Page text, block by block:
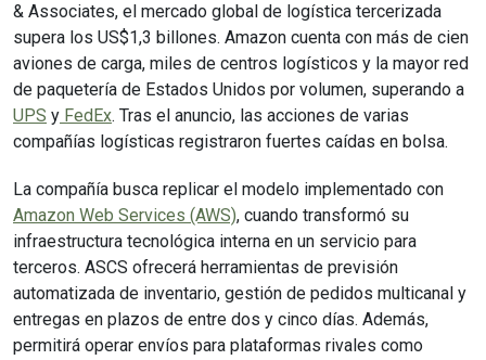
& Associates, el mercado global de logística tercerizada
supera los US$1,3 billones. Amazon cuenta con más de cien
aviones de carga, miles de centros logísticos y la mayor red
de paquetería de Estados Unidos por volumen, superando a
UPS y FedEx. Tras el anuncio, las acciones de varias
compañías logísticas registraron fuertes caídas en bolsa.
La compañía busca replicar el modelo implementado con
Amazon Web Services (AWS), cuando transformó su
infraestructura tecnológica interna en un servicio para
terceros. ASCS ofrecerá herramientas de previsión
automatizada de inventario, gestión de pedidos multicanal y
entregas en plazos de entre dos y cinco días. Además,
permitirá operar envíos para plataformas rivales como